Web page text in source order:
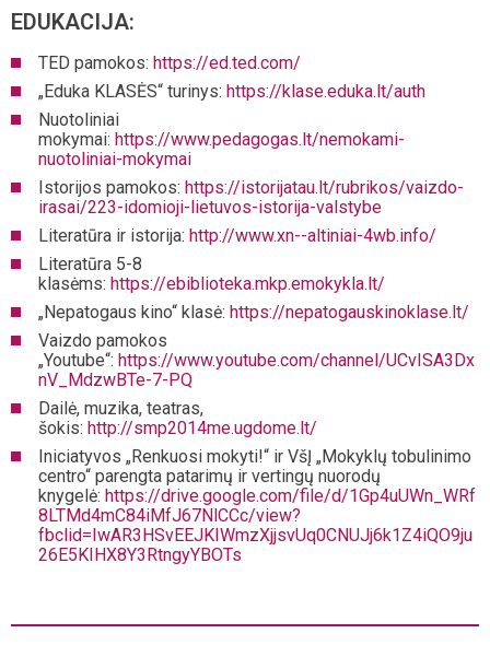
EDUKACIJA:
TED pamokos: https://ed.ted.com/
„Eduka KLASĖS“ turinys: https://klase.eduka.lt/auth
Nuotoliniai
mokymai: https://www.pedagogas.lt/nemokami-
nuotoliniai-mokymai
Istorijos pamokos: https://istorijatau.lt/rubrikos/vaizdo-
irasai/223-idomioji-lietuvos-istorija-valstybe
Literatūra ir istorija: http://www.xn--altiniai-4wb.info/
Literatūra 5-8
klasėms: https://ebiblioteka.mkp.emokykla.lt/
„Nepatogaus kino“ klasė: https://nepatogauskinoklase.lt/
Vaizdo pamokos
„Youtube“: https://www.youtube.com/channel/UCvISA3Dx
nV_MdzwBTe-7-PQ
Dailė, muzika, teatras,
šokis: http://smp2014me.ugdome.lt/
Iniciatyvos „Renkuosi mokyti!“ ir VšĮ „Mokyklų tobulinimo
centro“ parengta patarimų ir vertingų nuorodų
knygelė: https://drive.google.com/file/d/1Gp4uUWn_WRf
8LTMd4mC84iMfJ67NlCCc/view?
fbclid=IwAR3HSvEEJKIWmzXjjsvUq0CNUJj6k1Z4iQO9ju
26E5KIHX8Y3RtngyYBOTs